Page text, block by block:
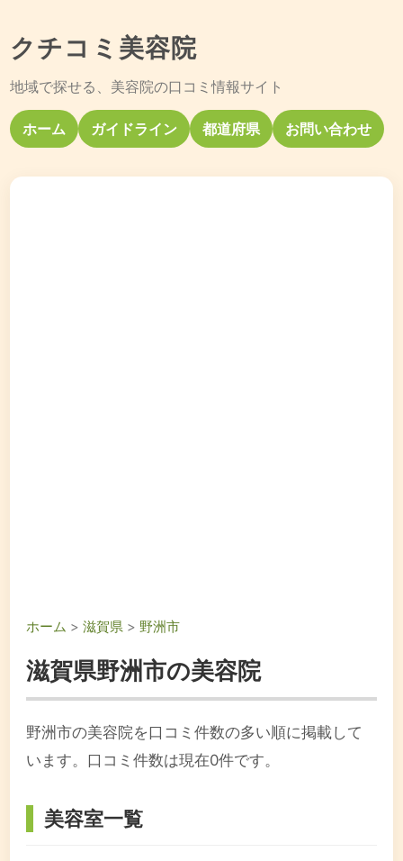
クチコミ美容院
地域で探せる、美容院の口コミ情報サイト
ホーム ガイドライン 都道府県 お問い合わせ
ホーム >滋賀県 >野洲市
滋賀県野洲市の美容院
野洲市の美容院を口コミ件数の多い順に掲載して
います。口コミ件数は現在0件です。
美容室一覧